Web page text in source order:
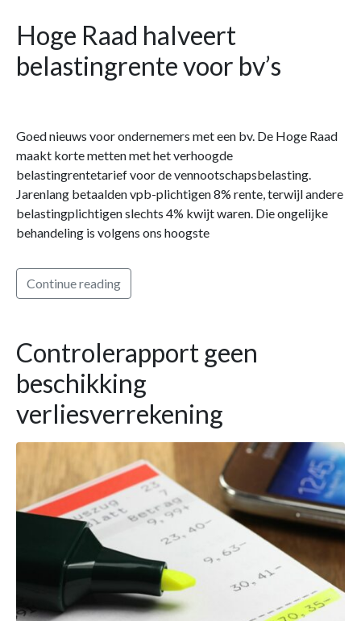
Hoge Raad halveert
belastingrente voor bv’s
Goed nieuws voor ondernemers met een bv. De Hoge Raad
maakt korte metten met het verhoogde
belastingrentetarief voor de vennootschapsbelasting.
Jarenlang betaalden vpb-plichtigen 8% rente, terwijl andere
belastingplichtigen slechts 4% kwijt waren. Die ongelijke
behandeling is volgens ons hoogste
Continue reading
Controlerapport geen
beschikking
verliesverrekening